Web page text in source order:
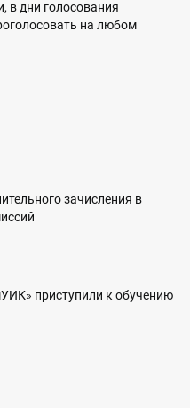
в дни голосования
на любом
зачисления в
приступили к обучению